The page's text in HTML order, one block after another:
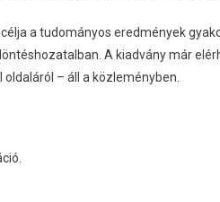
a tudományos eredmények
A kiadvány már
oldaláról – áll a közleményben.